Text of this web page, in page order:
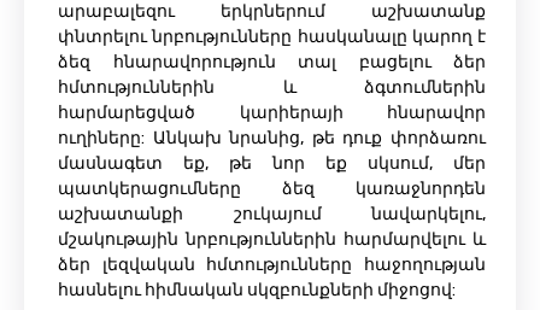
արաբալեզու երկրներում աշխատանք
փնտրելու նրբությունները հասկանալը կարող է
ձեզ հնարավորություն տալ բացելու ձեր
հմտություններին և ձգտումներին
հարմարեցված կարիերայի հնարավոր
ուղիները: Անկախ նրանից, թե դուք փորձառու
մասնագետ եք, թե նոր եք սկսում, մեր
պատկերացումները ձեզ կառաջնորդեն
աշխատանքի շուկայում նավարկելու,
մշակութային նրբություններին հարմարվելու և
ձեր լեզվական հմտությունները հաջողության
հասնելու հիմնական սկզբունքների միջոցով: